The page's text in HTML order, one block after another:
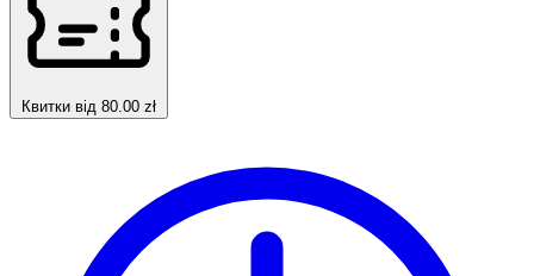
Квитки від 80.00 zł